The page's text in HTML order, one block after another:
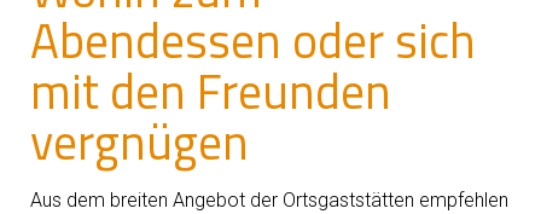
Abendessen oder sich
mit den Freunden
vergnügen
Aus dem breiten Angebot der Ortsgaststätten empfehlen